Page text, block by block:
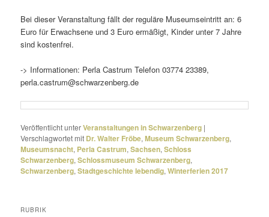
Bei dieser Veranstaltung fällt der regu­läre Museumseintritt an: 6
Euro für Erwachsene und 3 Euro ermä­ßigt, Kinder unter 7 Jahre
sind kostenfrei.
-> Informationen: Perla Castrum Telefon 03774 23389,
perla.castrum@schwarzenberg.de
Veröffentlicht unterVeranstaltungen in Schwarzenberg |
Verschlagwortet mit Dr. Walter Fröbe,Museum Schwarzenberg,
Museumsnacht, Perla Castrum,Sachsen,Schloss
Schwarzenberg,Schlossmuseum Schwarzenberg,
Schwarzenberg,Stadtgeschichte lebendig,Winterferien 2017
RUBRIK